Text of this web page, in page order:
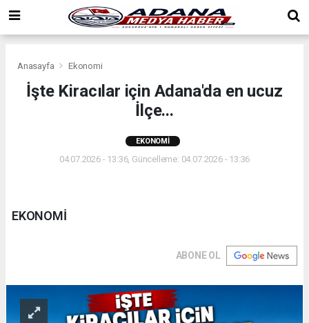
Anasayfa Ekonomi
İşte Kiracılar için Adana'da en ucuz
İlçe...
EKONOMI
04.07.2026 - 13:36, Güncelleme: 04.07.2026 - 13:36
EKONOMİ
ABONE OL